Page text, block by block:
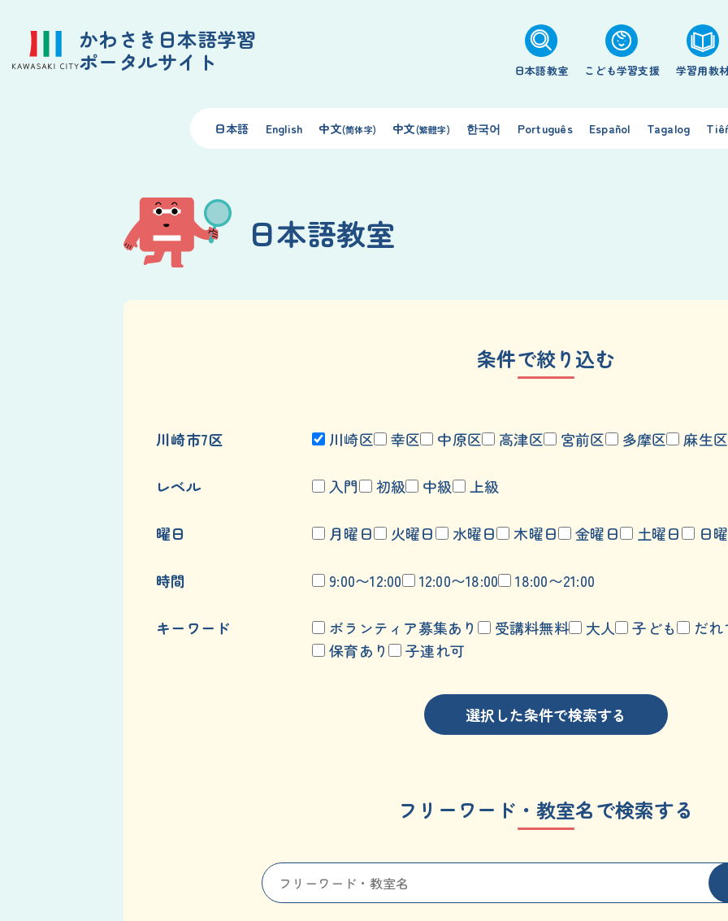
かわさき日本語学習
ポータルサイト
日本語教室 こども学習支援 学習用教
日本語 English 中文(简体字) 中文(繁體字) 한국어 Português Español Tagalog
日本語教室
条件で絞り込む
川崎市7区 川崎区 幸区 中原区 高津区 宮前区 多摩区 麻生区
レベル 入門 初級 中級 上級
曜日 月曜日 火曜日 水曜日 木曜日 金曜日 土曜日 日
時間 9:00〜12:00 12:00〜18:00 18:00〜21:00
キーワード ボランティア募集あり 受講料無料 大人 子ども
だ
保育あり
子連れ可
選択した条件で検索する
フリーワード・教室名で検索する